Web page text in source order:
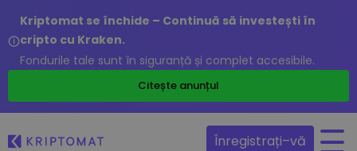
Kriptomat se închide – Continuă să investești în
cripto cu Kraken.
Fondurile tale sunt în siguranță și complet accesibile.
Citește anunțul
Înregistrați–vă